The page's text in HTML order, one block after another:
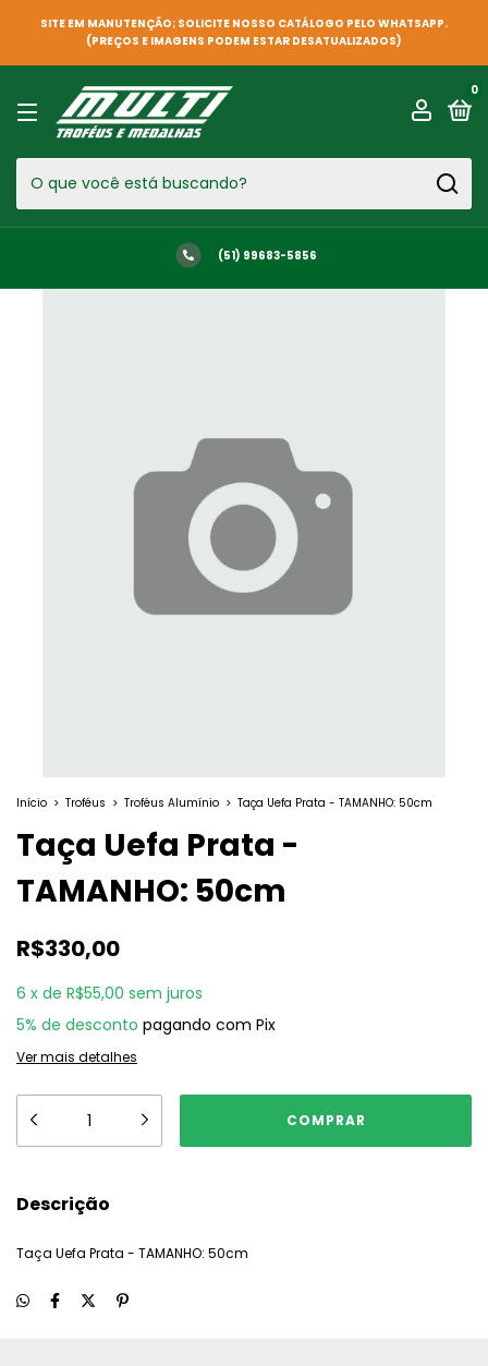
SITE EM MANUTENÇÃO; SOLICITE NOSSO CATÁLOGO PELO WHATSAPP.
(PREÇOS E IMAGENS PODEM ESTAR DESATUALIZADOS)
0
(51) 99683-5856
Início > Troféus > Troféus Alumínio > Taça Uefa Prata - TAMANHO: 50cm
Taça Uefa Prata -
TAMANHO: 50cm
R$330,00
6 x de R$55,00 sem juros
5% de desconto pagando com Pix
Ver mais detalhes
Descrição
Taça Uefa Prata - TAMANHO: 50cm